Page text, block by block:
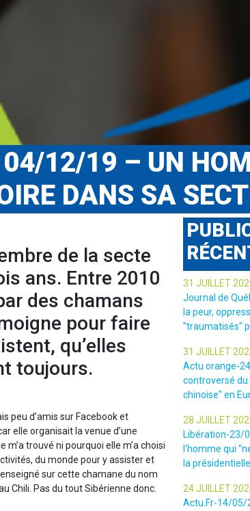
12/19 – UN
DANS SA
de la secte
ans. Entre 2010
des chamans
pour faire
qu’elles
toujours.
peu d’amis sur Facebook et
elle organisait la venue d’une
trouvé ni pourquoi elle m’a choisi
du monde pour y assister et
sur cette chamane du nom
Chili. Pas du tout Sibérienne donc.
31 JUILLET
Journal de
la peur,
"traumatisés"
31 JUILLET
Actu orange-
controversé
chinoise" en
28 JUILLET
Libération-23/
l'homme qui
la présidentielle
24 JUILLET
Actu.Fr-14/05/